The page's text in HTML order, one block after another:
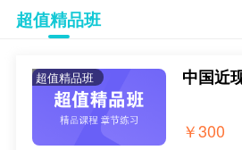
2026下半年内蒙古自学考试报名入
2025年10月内蒙古自考报名入口
超值精品班
超值精品班 中国近
￥300